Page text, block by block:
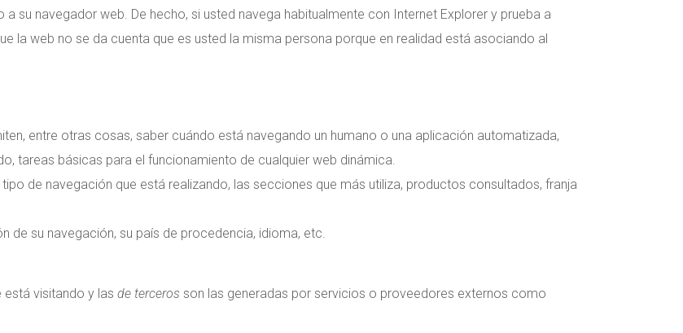
su navegador web. De hecho, si usted navega habitualmente con Internet Explorer y prueba a
la web no se da cuenta que es usted la misma persona porque en realidad está asociando al
entre otras cosas, saber cuándo está navegando un humano o una aplicación automatizada,
tareas básicas para el funcionamiento de cualquier web dinámica.
de navegación que está realizando, las secciones que más utiliza, productos consultados, franja
de su navegación, su país de procedencia, idioma, etc.
está visitando y las de terceros son las generadas por servicios o proveedores externos como